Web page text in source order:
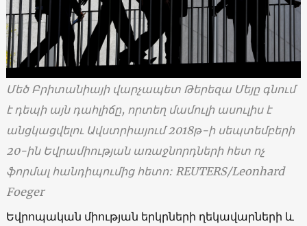
Մեծ Բրիտանիայի վարչապետ Թերեզա Մեյը գնում
է դեպի այն դահլիճը, որտեղ մամուլի ասուլիս է
անցկացվելու Ավստրիայում 2018թ-ի սեպտեմբերի
20-ին Եվրամիության առաջնորդների հետ ոչ
ֆորմալ հանդիպումից հետո: REUTERS/Leonhard
Foeger
Եվրոպական միության երկրների ղեկավարների և